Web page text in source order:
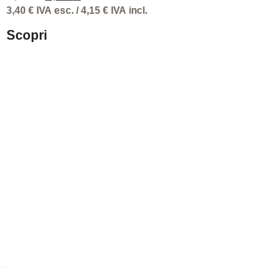
prezzo
era:
prezzo
3,40 € IVA esc. / 4,15 € IVA incl.
Scopri